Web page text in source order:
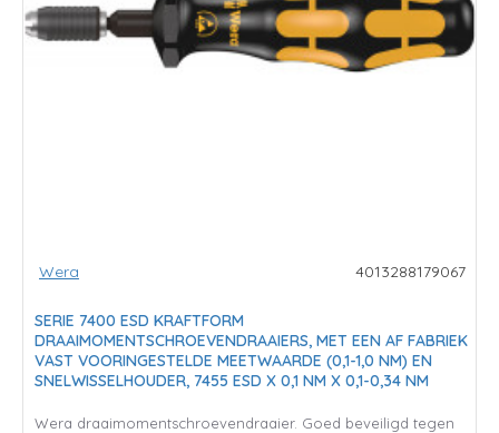
Wera 4013288179067
SERIE 7400 ESD KRAFTFORM
DRAAIMOMENTSCHROEVENDRAAIERS, MET EEN AF FABRIEK
VAST VOORINGESTELDE MEETWAARDE (0,1-1,0 NM) EN
SNELWISSELHOUDER, 7455 ESD X 0,1 NM X 0,1-0,34 NM
Wera draaimomentschroevendraaier. Goed beveiligd tegen